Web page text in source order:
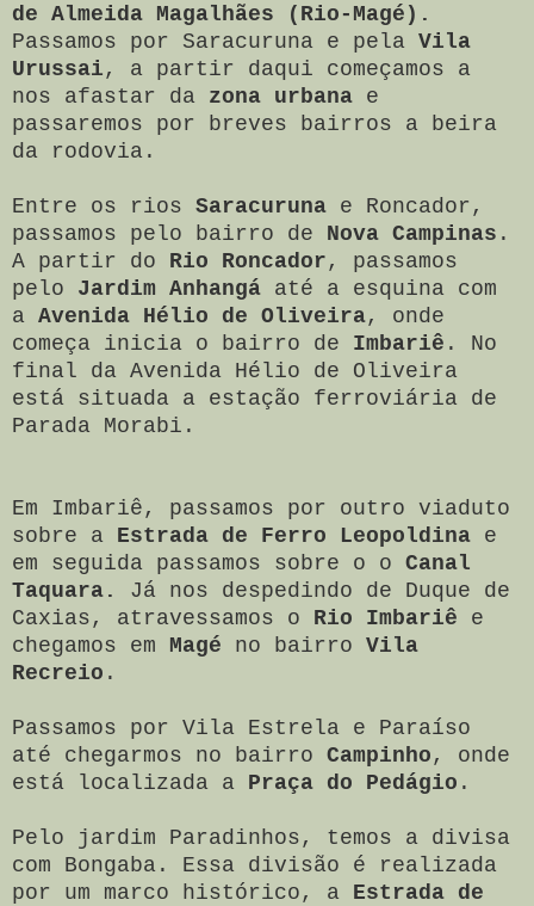
de Almeida Magalhães (Rio-Magé).
Passamos por Saracuruna e pela Vila
Urussai , a partir daqui começamos a
nos afastar da zona urbana e
passaremos por breves bairros a beira
da rodovia .
Entre os rios Saracuruna e Roncador,
passamos pelo bairro de Nova Campinas .
A partir do Rio Roncador , passamos
pelo
Jardim Anhangá até a esquina com
a Avenida Hélio de Oliveira, onde
começa inicia o bairro de Imbariê . No
final da Avenida Hélio de Oliveira
está situada a estação ferroviária de
Parada Morabi.
Em Imbariê, passamos por outro viaduto
sobre a Estrada de Ferro Leopoldina e
em seguida passamos sobre o o Canal
Taquara. Já nos despedindo de Duque de
Caxias, atravessamos o Rio Imbariê e
chegamos em Magé no bairro Vila
Recreio .
Passamos por Vila Estrela e Paraíso
até chegarmos no bairro Campinho , onde
está localizada a Praça do Pedágio .
Pelo jardim Paradinhos, temos a divisa
com Bongaba. Essa divisão é realizada
por um marco histórico, a Estrada de